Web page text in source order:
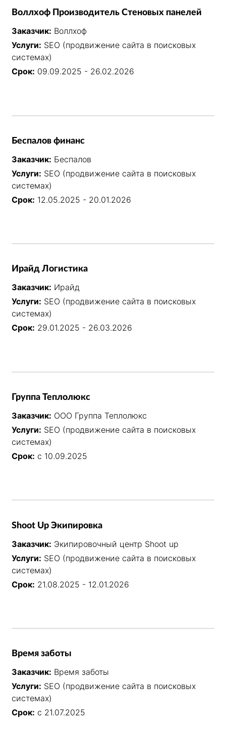
Воллхоф Производитель Стеновых панелей
Заказчик: Воллхоф
Услуги: SEO (продвижение сайта в поисковых
системах)
Срок: 09.09.2025 - 26.02.2026
Беспалов финанс
Заказчик: Беспалов
Услуги: SEO (продвижение сайта в поисковых
системах)
Срок: 12.05.2025 - 20.01.2026
Ирайд Логистика
Заказчик: Ирайд
Услуги: SEO (продвижение сайта в поисковых
системах)
Срок: 29.01.2025 - 26.03.2026
Группа Теплолюкс
Заказчик: ООО Группа Теплолюкс
Услуги: SEO (продвижение сайта в поисковых
системах)
Срок: с 10.09.2025
Shoot Up Экипировка
Заказчик: Экипировочный центр Shoot up
Услуги: SEO (продвижение сайта в поисковых
системах)
Срок: 21.08.2025 - 12.01.2026
Время заботы
Заказчик: Время заботы
Услуги: SEO (продвижение сайта в поисковых
системах)
Срок: с 21.07.2025